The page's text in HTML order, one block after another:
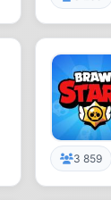
3 859